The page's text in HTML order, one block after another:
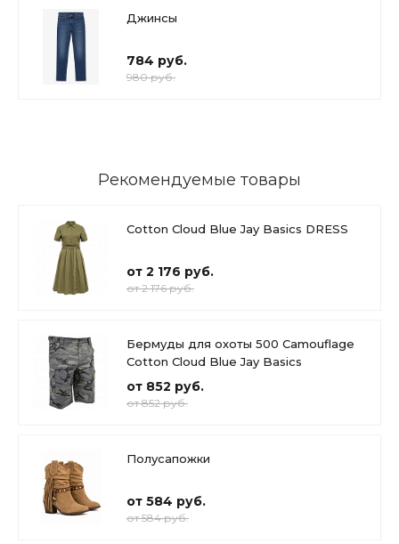
Джинсы
784 руб.
980 руб.
Рекомендуемые товары
Cotton Cloud Blue Jay Basics DRESS
от 2 176 руб.
от 2 176 руб.
Бермуды для охоты 500 Camouflage
Cotton Cloud Blue Jay Basics
от 852 руб.
от 852 руб.
Полусапожки
от 584 руб.
от 584 руб.